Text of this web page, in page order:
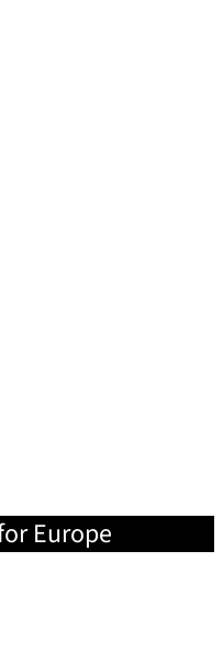
Europe